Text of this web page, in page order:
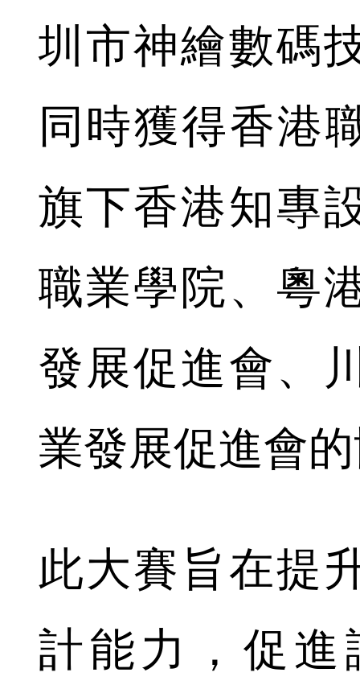
圳市神繪數碼
同時獲得香港
旗下香港知專
職業學院、粵
發展促進會、
業發展促進會
此大賽旨在提
計能力，促進